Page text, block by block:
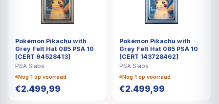
Pokémon Pikachu with
Grey Felt Hat 085 PSA 10
[CERT 94528413]
PSA Slabs
Nog 1 op voorraad
€2.499,99
Pokémon Pikachu with
Grey Felt Hat 085 PSA 10
[CERT 143728462]
PSA Slabs
Nog 1 op voorraad
€2.499,99